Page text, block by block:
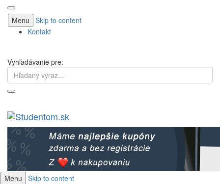
Menu
Skip to content
Kontakt
Vyhľadávanie pre:
Menu
Skip to content